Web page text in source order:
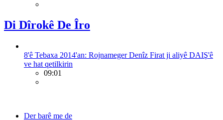
Di Dîrokê De Îro
8'ê Tebaxa 2014'an: Rojnameger Denîz Firat ji aliyê DAIŞ'ê
ve hat qetilkirin
09:01
Der barê me de